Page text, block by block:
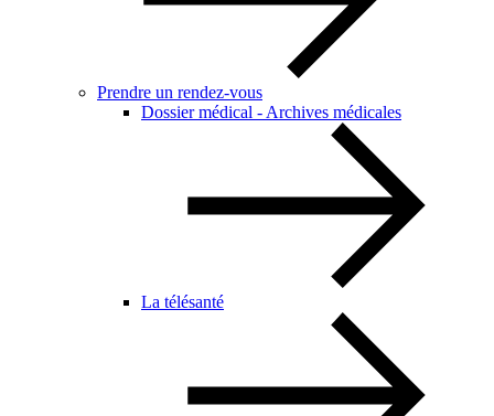
Prendre un rendez-vous
Dossier médical - Archives médicales
La télésanté